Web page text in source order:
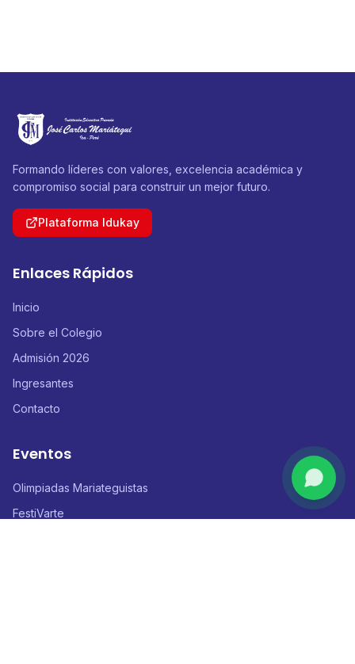
Formando líderes con valores, excelencia académica y
compromiso social para construir un mejor futuro.
Plataforma Idukay
Enlaces Rápidos
Inicio
Sobre el Colegio
Admisión 2026
Ingresantes
Contacto
Eventos
Olimpiadas Mariateguistas
FestiVarte